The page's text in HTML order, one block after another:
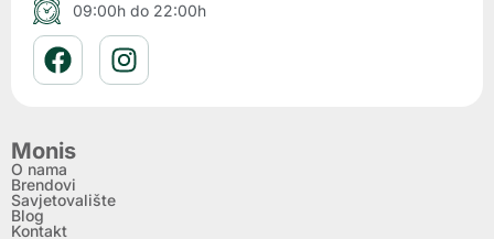
09:00h do 22:00h
Monis
O nama
Brendovi
Savjetovalište
Blog
Kontakt